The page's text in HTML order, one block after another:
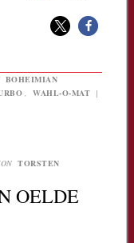
BOHEIMIAN
, WAHL-O-MAT |
TORSTEN
OELDE